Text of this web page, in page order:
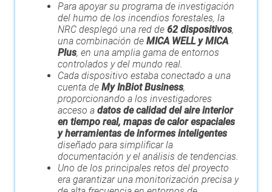
Para apoyar su programa de investigación
del humo de los incendios forestales, la
NRC desplegó una red de 62 dispositivos,
una combinación de MICA WELL y MICA
Plus, en una amplia gama de entornos
controlados y del mundo real.
Cada dispositivo estaba conectado a una
cuenta de My InBiot Business,
proporcionando a los investigadores
acceso a datos de calidad del aire interior
en tiempo real, mapas de calor espaciales
y herramientas de informes inteligentes
diseñado para simplificar la
documentación y el análisis de tendencias.
Uno de los principales retos del proyecto
era garantizar una monitorización precisa y